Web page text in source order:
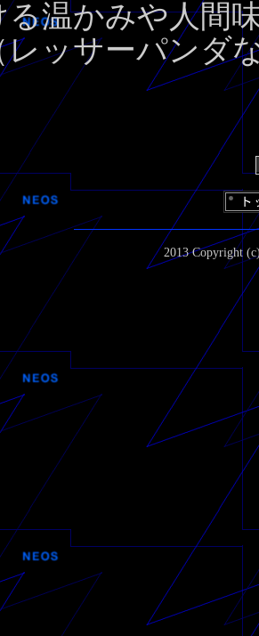
る温かみや人間
レッサーパンダ
2013 Copyright